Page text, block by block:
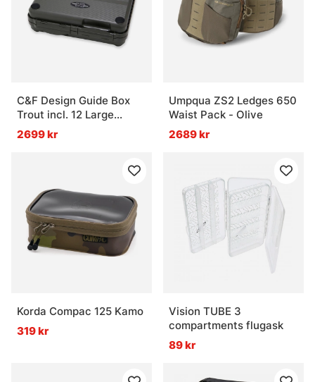
Vad är en 3700-låda?
Vad är en 3730-låda?
C&F Design Guide Box
Trout incl. 12 Large
System Foams
2699 kr
Umpqua ZS2 Ledges 650
Waist Pack - Olive
2689 kr
Korda Compac 125 Kamo
319 kr
Vision TUBE 3
compartments flugask
89 kr